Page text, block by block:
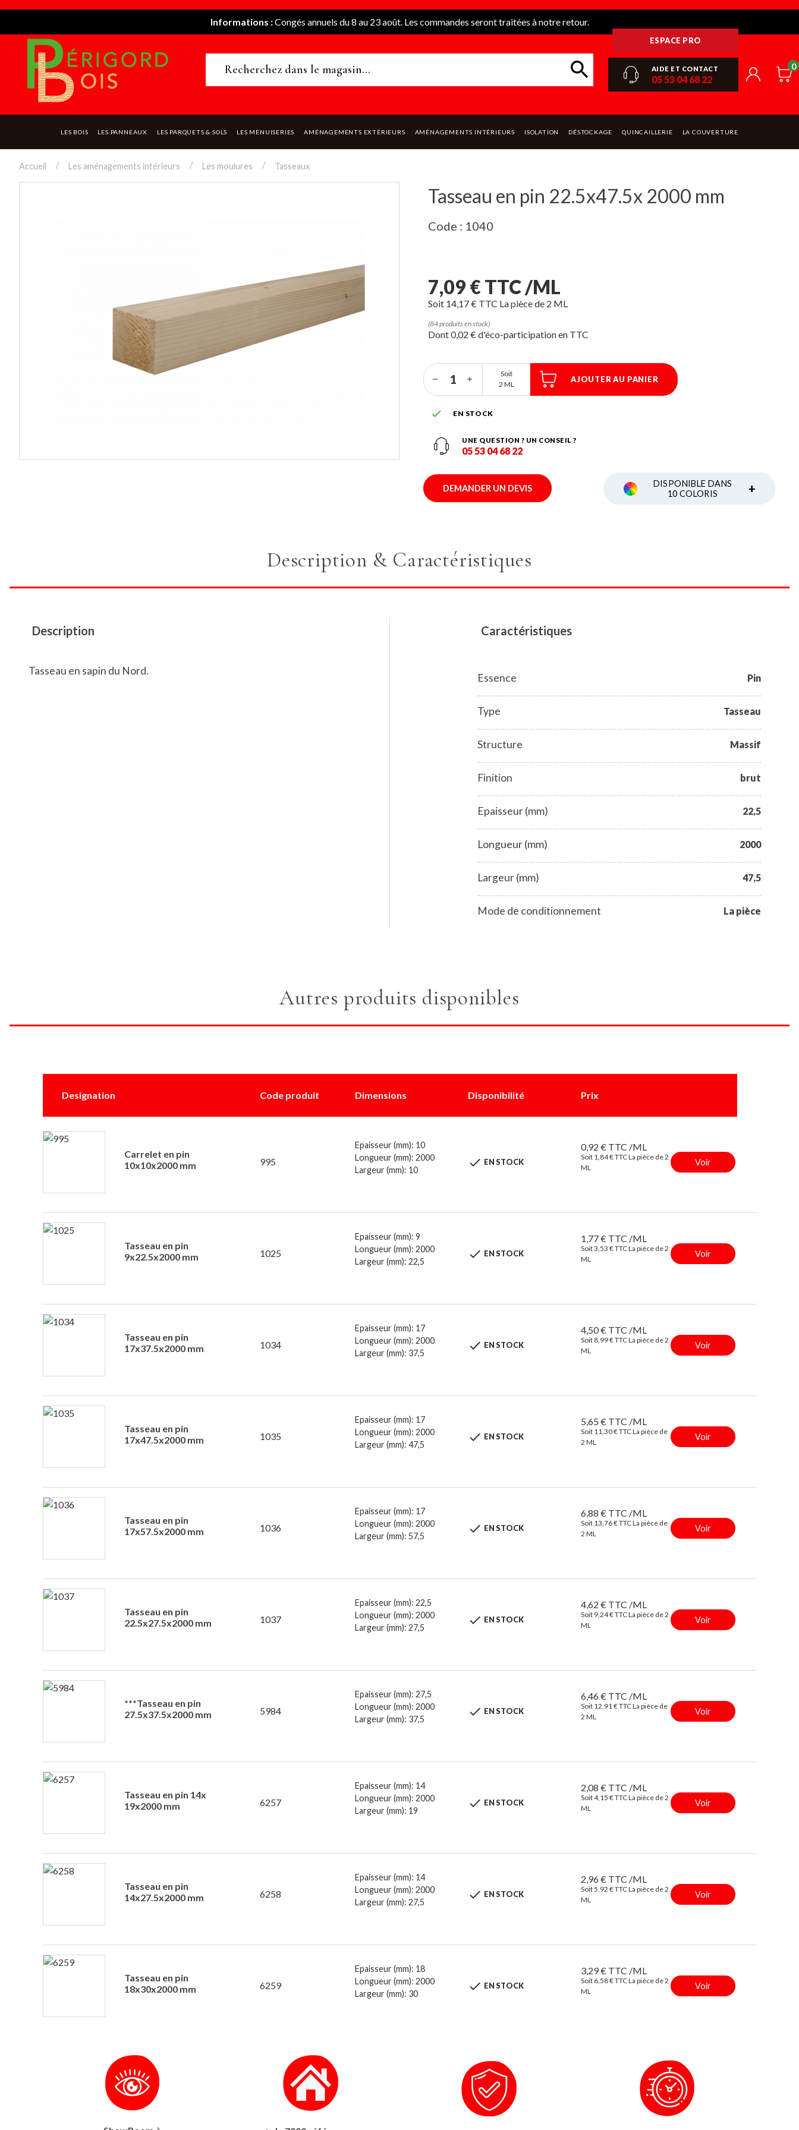
Informations :Congés annuels du 8 au 23 août. Les commandes seront traitées à notre retour.
ESPACE PRO
AIDE ET CONTACT
05 53 04 68 22
0
LES BOIS LES PANNEAUX LES PARQUETS & SOLS LES MENUISERIES AMÉNAGEMENTS EXTÉRIEURS AMÉNAGEMENTS INTÉRIEURS ISOLATION DÉSTOCKAGE QUINCAILLERIE LA COUVERTURE
Accueil Les aménagements intérieurs Les moulures Tasseaux
Tasseau en pin 22.5x47.5x 2000 mm
Code : 1040
7,09 € TTC /ML
Soit 14,17 € TTC La pièce de 2 ML
(84 produits en stock)
Dont 0,02 € d'éco-participation
Soit
2 ML
AJOUTER AU PANIER
 EN STOCK
UNE QUESTION ? UN CONSEIL ?
05 53 04 68 22
DEMANDER UN DEVIS
DISPONIBLE DANS
10 COLORIS
+
Description & Caractéristiques
Description
Tasseau en sapin du Nord.
Caractéristiques
Essence Pin
Type Tasseau
Structure Massif
Finition brut
Epaisseur (mm) 22,5
Longueur (mm) 2000
Largeur (mm) 47,5
Mode de conditionnement La pièce
Autres produits disponibles
Designation Code produit Dimensions Disponibilité Prix
Carrelet en pin
10x10x2000 mm
995
Epaisseur (mm): 10
Longueur (mm): 2000
Largeur (mm): 10
 EN STOCK
0,92 € TTC /ML
Soit 1,84 € TTC La pièce de 2
ML
Voir
Tasseau en pin
9x22.5x2000 mm
1025
Epaisseur (mm): 9
Longueur (mm): 2000
Largeur (mm): 22,5
 EN STOCK
1,77 € TTC /ML
Soit 3,53 € TTC La pièce de 2
ML
Voir
Tasseau en pin
17x37.5x2000 mm
1034
Epaisseur (mm): 17
Longueur (mm): 2000
Largeur (mm): 37,5
 EN STOCK
4,50 € TTC /ML
Soit 8,99 € TTC La pièce de 2
ML
Voir
Tasseau en pin
17x47.5x2000 mm
1035
Epaisseur (mm): 17
Longueur (mm): 2000
Largeur (mm): 47,5
 EN STOCK
5,65 € TTC /ML
Soit 11,30 € TTC La pièce de
2 ML
Voir
Tasseau en pin
17x57.5x2000 mm
1036
Epaisseur (mm): 17
Longueur (mm): 2000
Largeur (mm): 57,5
 EN STOCK
6,88 € TTC /ML
Soit 13,76 € TTC La pièce de
2 ML
Voir
Tasseau en pin
22.5x27.5x2000 mm
1037
Epaisseur (mm): 22,5
Longueur (mm): 2000
Largeur (mm): 27,5
 EN STOCK
4,62 € TTC /ML
Soit 9,24 € TTC La pièce de 2
ML
Voir
***Tasseau en pin
27.5x37.5x2000 mm
5984
Epaisseur (mm): 27,5
Longueur (mm): 2000
Largeur (mm): 37,5
 EN STOCK
6,46 € TTC /ML
Soit 12,91 € TTC La pièce de
2 ML
Voir
Tasseau en pin 14x
19x2000 mm
6257
Epaisseur (mm): 14
Longueur (mm): 2000
Largeur (mm): 19
 EN STOCK
2,08 € TTC /ML
Soit 4,15 € TTC La pièce de 2
ML
Voir
Tasseau en pin
14x27.5x2000 mm
6258
Epaisseur (mm): 14
Longueur (mm): 2000
Largeur (mm): 27,5
 EN STOCK
2,96 € TTC /ML
Soit 5,92 € TTC La pièce de 2
ML
Voir
Tasseau en pin
18x30x2000 mm
6259
Epaisseur (mm): 18
Longueur (mm): 2000
Largeur (mm): 30
 EN STOCK
3,29 € TTC /ML
Soit 6,58 € TTC La pièce de 2
ML
Voir